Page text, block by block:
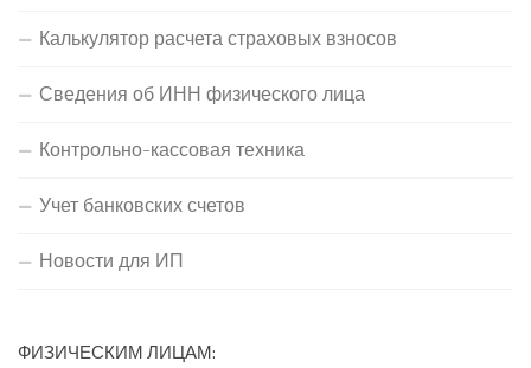
Калькулятор расчета страховых взносов
Сведения об ИНН физического лица
Контрольно-кассовая техника
Учет банковских счетов
Новости для ИП
ФИЗИЧЕСКИМ ЛИЦАМ: